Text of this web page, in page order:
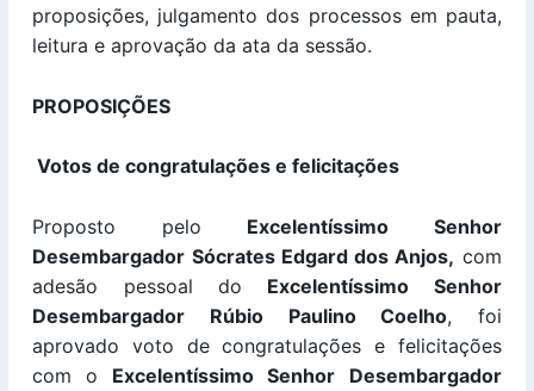
proposições, julgamento dos processos em pauta,
leitura e aprovação da ata da sessão.
PROPOSIÇÕES
Votos de congratulações e felicitações
Proposto pelo Excelentíssimo Senhor
Desembargador Sócrates Edgard dos Anjos, com
adesão pessoal do Excelentíssimo Senhor
Desembargador Rúbio Paulino Coelho, foi
aprovado voto de congratulações e felicitações
com o Excelentíssimo Senhor
Desembargador